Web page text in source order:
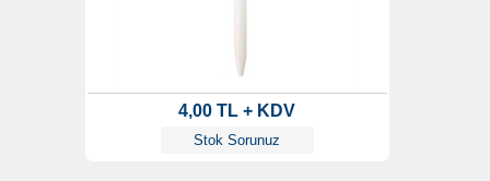
4,00 TL + KDV
Stok Sorunuz